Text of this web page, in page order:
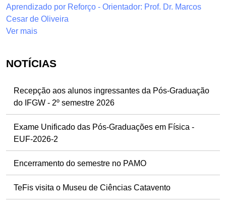
Aprendizado por Reforço - Orientador: Prof. Dr. Marcos
Cesar de Oliveira
Ver mais
NOTÍCIAS
Recepção aos alunos ingressantes da Pós-Graduação
do IFGW - 2º semestre 2026
Exame Unificado das Pós-Graduações em Física -
EUF-2026-2
Encerramento do semestre no PAMO
TeFis visita o Museu de Ciências Catavento